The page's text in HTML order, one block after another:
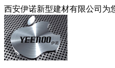
西安伊诺新型建材有限公司为